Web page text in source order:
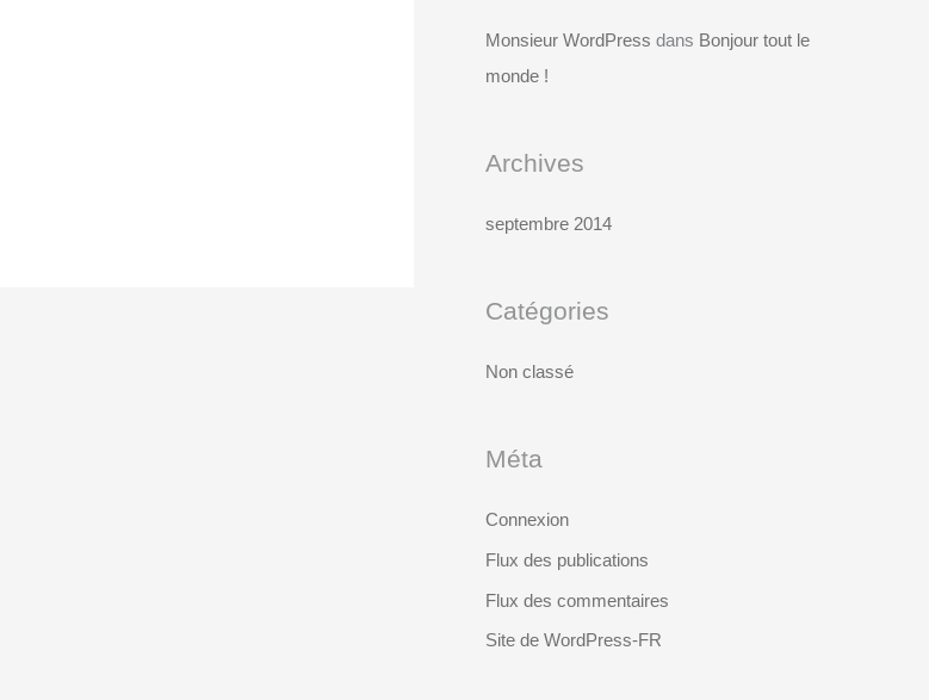
Monsieur WordPress dans Bonjour tout le
monde !
Archives
septembre 2014
Catégories
Non classé
Méta
Connexion
Flux des publications
Flux des commentaires
Site de WordPress-FR